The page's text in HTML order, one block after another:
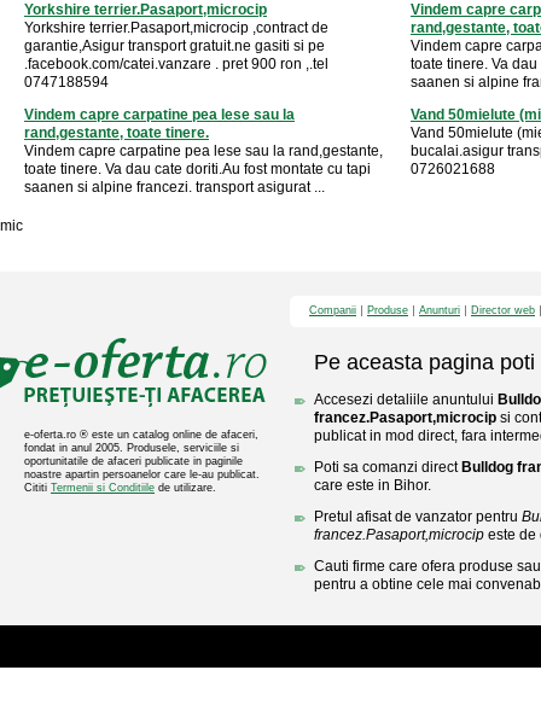
Yorkshire terrier.Pasaport,microcip
Yorkshire terrier.Pasaport,microcip ,contract de
garantie,Asigur transport gratuit.ne gasiti si pe
.facebook.com/catei.vanzare . pret 900 ron ,.tel
0747188594
Vindem capre
rand,gestante,
Vindem capre
toate tinere. Va
saanen si alpine
Vindem capre carpatine pea lese sau la
rand,gestante, toate tinere.
Vindem capre carpatine pea lese sau la rand,gestante,
toate tinere. Va dau cate doriti.Au fost montate cu tapi
saanen si alpine francezi. transport asigurat ...
Vand 50mielute
Vand 50mielute
bucalai.asigur
0726021688
mic
e-oferta.ro ® este un catalog online de afaceri,
fondat in anul 2005. Produsele, serviciile si
oportunitatile de afaceri publicate in paginile
noastre apartin persoanelor care le-au publicat.
Cititi Termenii si Conditiile de utilizare.
Companii Produse Anunturi Director web
Pe aceasta pagina poti
Accesezi detaliile anuntului
francez.Pasaport,microcip si
publicat in mod direct, fara
Poti sa comanzi direct Bulldog
care este in Bihor.
Pretul afisat de vanzator pentru
francez.Pasaport,microcip este de
Cauti firme care ofera produse
pentru a obtine cele mai